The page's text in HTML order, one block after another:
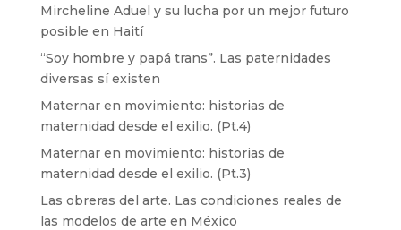
Mircheline Aduel y su lucha por un mejor futuro
posible en Haití
“Soy hombre y papá trans”. Las paternidades
diversas sí existen
Maternar en movimiento: historias de
maternidad desde el exilio. (Pt.4)
Maternar en movimiento: historias de
maternidad desde el exilio. (Pt.3)
Las obreras del arte. Las condiciones reales de
las modelos de arte en México